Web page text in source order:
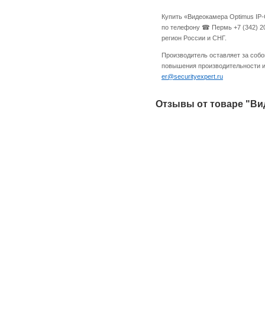
Купить «Видеокамера Optimus
по телефону ☎ Пермь +7 (342)
регион России и СНГ.
Производитель оставляет за
повышения производительности
er@securityexpert.ru
Отзывы от товаре